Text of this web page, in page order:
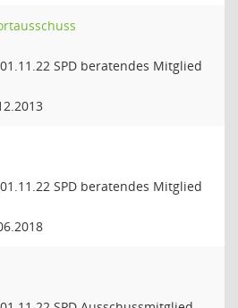
SPD beratendes Mitglied
SPD beratendes Mitglied